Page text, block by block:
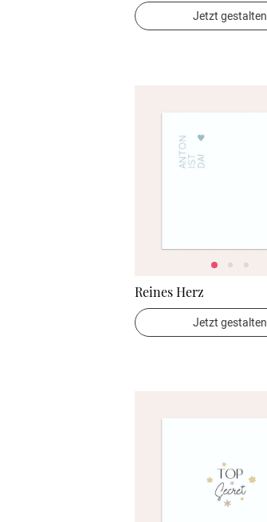
Jetzt gestalten
Reines Herz
Jetzt gestalten